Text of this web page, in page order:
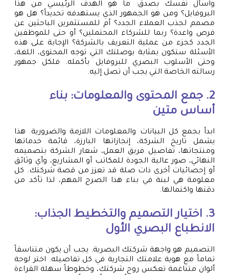
واسأل نفسك بصدق: ما هو الهدف الرئيسي من هذا
البروفايل؟ ومن هو الجمهور الذي يستهدفه تحديداً؟ هل هو
مصمم لجذب العملاء الجدد؟ أم للمستثمرين الباحثين عن
فرص واعدة؟ ربما للشركاء المحتملين؟ أو حتى للموظفين
الجدد كجزء من عملية التعريف بالشركة؟ الإجابة على هذه
الأسئلة ستكون بمثابة بوصلتك التي توجه المحتوى، اللغة،
وحتى الأسلوب البصري للبروفايل بأكمله. فلكل جمهور
رسالته الخاصة التي يجب أن تصل إليه.
2. جمع المحتوى والمعلومات: بناء
أساس متين
ابدأ بجمع كل البيانات والمعلومات اللازمة والضرورية. هذا
يشمل تاريخ الشركة، إنجازاتها البارزة، قائمة خدماتها
ومنتجاتها، تفاصيل فريق العمل، شعار الشركة بتصميمه
النهائي، صور عالية الجودة للمكاتب أو المشاريع، وأي وثائق
أو إحصائيات أخرى ذات صلة قد تعزز من قصة شركتك. كل
معلومة هي لبنة في بناء هذا الصرح المهم، لذا تأكد من
دقتها واكتمالها.
3. اختيار التصميم والتخطيط الجذاب:
الانطباع البصري الأول
التصميم هو واجهة شركتك البصرية. يجب أن يكون متناسقاً
تماماً مع هوية علامتك التجارية في كل تفاصيله. اختر لوحة
ألوان متناغمة تعكس روح شركتك، وخطوطاً سهلة القراءة